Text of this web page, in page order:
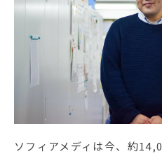
連載
ソフィアメディアについ
訪問看護ステーション
ソフィアメディは今、約